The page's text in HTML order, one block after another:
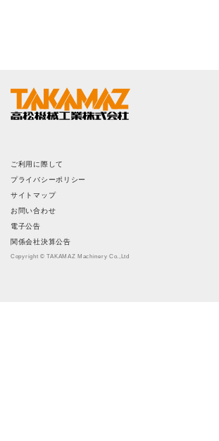
ご利用に際して
プライバシーポリシー
サイトマップ
お問い合わせ
電子公告
関係会社決算公告
Copyright © TAKAMAZ Machinery Co.,Ltd